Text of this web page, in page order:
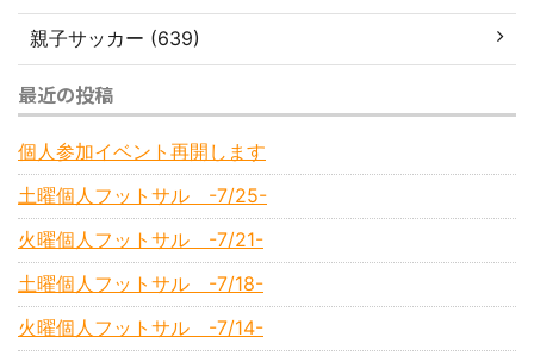
親子サッカー (639)
最近の投稿
個人参加イベント再開します
土曜個人フットサル -7/25-
火曜個人フットサル -7/21-
土曜個人フットサル -7/18-
火曜個人フットサル -7/14-